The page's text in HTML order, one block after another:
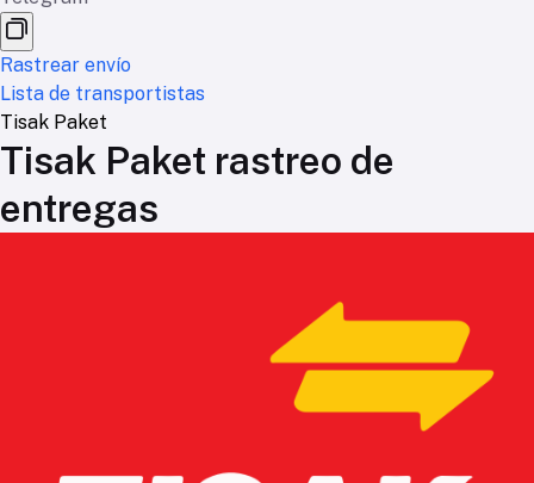
Rastrear envío
Lista de transportistas
Tisak Paket
Tisak Paket rastreo de
entregas